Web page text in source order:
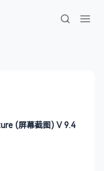
(屏幕截图) V 9.4